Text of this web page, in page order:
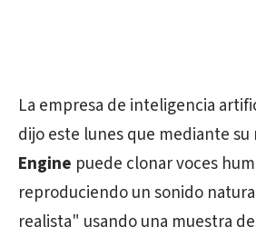
La empresa de inteligencia
dijo este lunes que mediante
Engine puede clonar voces
reproduciendo un sonido
realista" usando una muestra